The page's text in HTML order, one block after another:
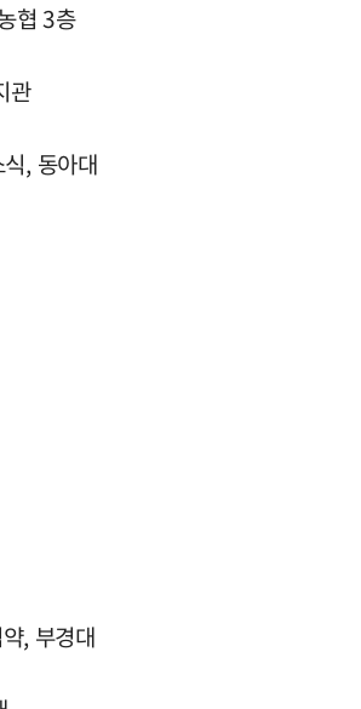
협 3층
관
, 동아대
, 부경대